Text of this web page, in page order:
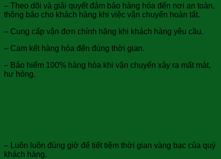
– Theo dõi và giải quyết đảm bảo hàng hóa đến nơi an toàn,
thông báo cho khách hàng khi việc vận chuyển hoàn tất.
– Cung cấp vận đơn chính hãng khi khách hàng yêu cầu.
– Cam kết hàng hóa đến đúng thời gian.
– Bảo hiểm 100% hàng hóa khi vận chuyển xảy ra mất mát,
hư hỏng.
– Luôn luôn đúng giờ để tiết tiệm thời gian vàng bạc của quý
khách hàng.